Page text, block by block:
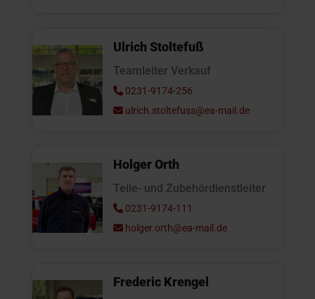
Ulrich Stoltefuß
Teamleiter Verkauf
0231-9174-256
ulrich.stoltefuss@ea-mail.de
Holger Orth
Teile- und Zubehördienstleiter
0231-9174-111
holger.orth@ea-mail.de
Frederic Krengel